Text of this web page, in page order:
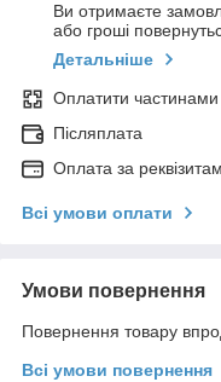
Ви отримаєте
або гроші
Детальніше
Оплатити частинами
Післяплата
Оплата за
Всі умови оплати
Умови повернення
Повернення товару
Всі умови повернення